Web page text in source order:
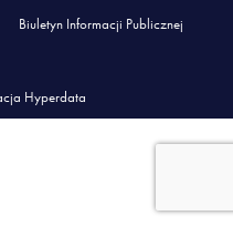
Biuletyn Informacji Publicznej
Hyperdata